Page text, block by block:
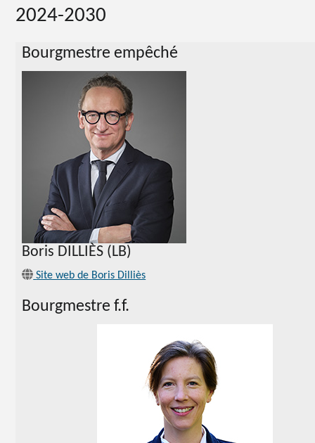
2024-2030
Bourgmestre empêché
Boris DILLIÈS (LB)
Site web de Boris Dilliès
Bourgmestre f.f.